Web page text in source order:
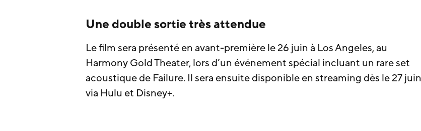
Une double sortie très attendue
Le film sera présenté en avant-première le 26 juin à Los Angeles, au
Harmony Gold Theater, lors d’un événement spécial incluant un rare set
acoustique de Failure. Il sera ensuite disponible en streaming dès le 27 juin
via Hulu et Disney+.